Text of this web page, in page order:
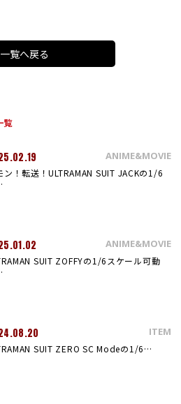
一覧へ戻る
覧
ANIME&MOVIE
ン！転送！ULTRAMAN SUIT JACKの1/6
ANIME&MOVIE
SUIT ZOFFYの1/6スケール可動
ITEM
SUIT ZERO SC Modeの1/6…